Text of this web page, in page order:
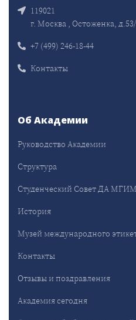
119021
г. Москва , Остоженка,
+7 (499) 246-18-44
Контакты
Об Академии
Руководство Академии
Структура
Студенческий Совет ДА
История
Музей международного
Контакты
Отзывы и поздравления
Академия сегодня